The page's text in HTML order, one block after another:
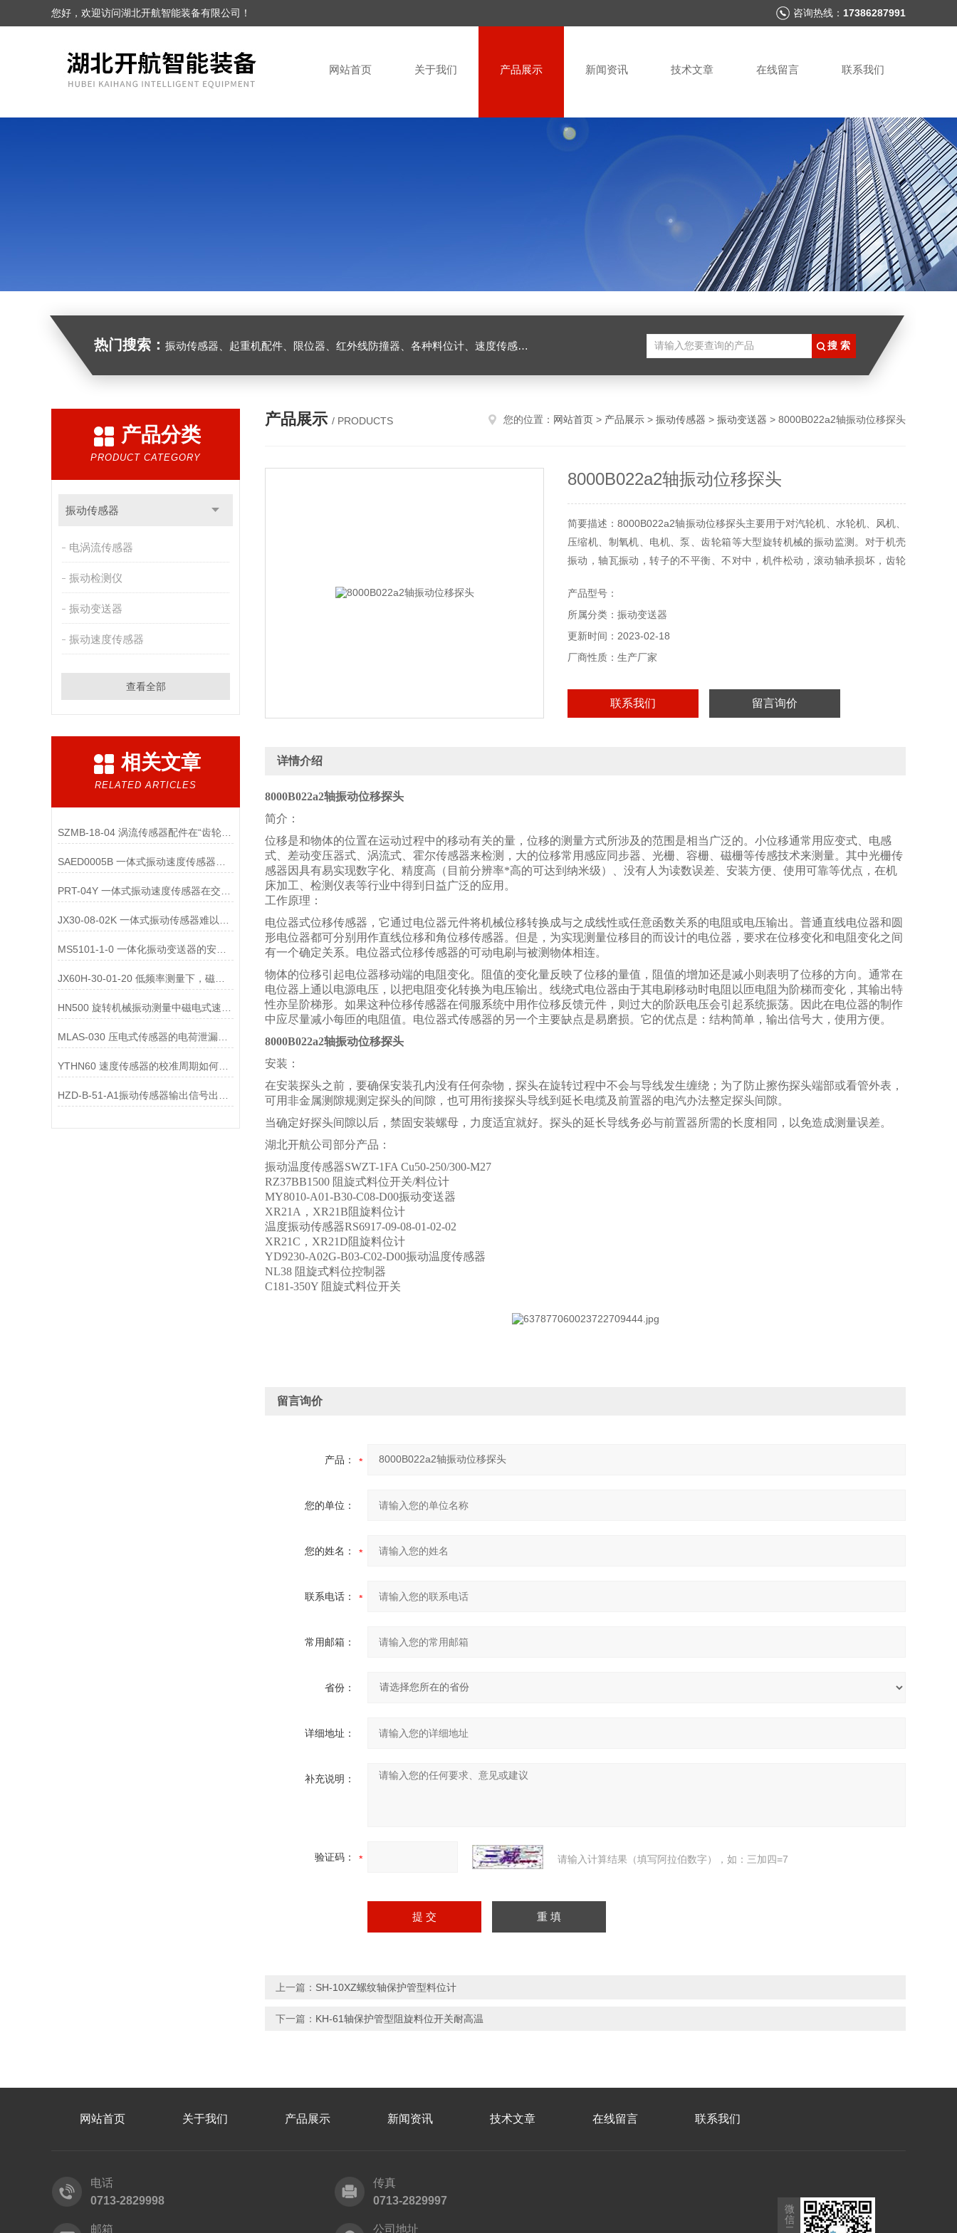
您好，欢迎访问湖北开航智能装备有限公司！ 咨询热线： 17386287991
网站首页 关于我们 产品展示 新闻资讯 技术文章 在线留言 联系我们
热门搜索： 振动传感器、起重机配件、限位器、红外线防撞器、各种料位计、速度传感器、堵煤开关等
产品分类
PRODUCT CATEGORY
振动传感器
电涡流传感器
振动检测仪
振动变送器
振动速度传感器
查看全部
相关文章
RELATED ARTICLES
SZMB-18-04 涡流传感器配件在“齿轮箱与低速重载机械”监测中的应用
MS5101-1-0 一体化振动变送器的安装位置选择对测量精度的影响有哪些？
JX60H-30-01-20 低频率测量下，磁电式一体化振动变送器的选型注意事项？
MLAS-030 压电式传感器的电荷泄漏机制是什么？
YTHN60 速度传感器的校准周期如何确定？
产品展示 / PRODUCTS 您的位置： 网站首页 > 产品展示 > 振动传感器 > 振动变送器 > 8000B022a2轴振动位移探头
8000B022a2轴振动位移探头
简要描述：8000B022a2轴振动位移探头主要用于对汽轮机、水轮机、风机、
压缩机、制氧机、电机、泵、齿轮箱等大型旋转机械的振动监测。对于机壳
振动，轴瓦振动，转子的不平衡、不对中，机件松动，滚动轴承损坏，齿轮
产品型号：
所属分类：振动变送器
更新时间：2023-02-18
厂商性质：生产厂家
联系我们 留言询价
详情介绍
8000B022a2轴振动位移探头
简介：
位移是和物体的位置在运动过程中的移动有关的量，位移的测量方式所涉及的范围是相当广泛的。小位移通常用应变式、电感
式、差动变压器式、涡流式、霍尔传感器来检测，大的位移常用感应同步器、光栅、容栅、磁栅等传感技术来测量。其中光栅传
感器因具有易实现数字化、精度高（目前分辨率*高的可达到纳米级）、没有人为读数误差、安装方便、使用可靠等优点，在机
床加工、检测仪表等行业中得到日益广泛的应用。
工作原理：
电位器式位移传感器，它通过电位器元件将机械位移转换成与之成线性或任意函数关系的电阻或电压输出。普通直线电位器和圆
形电位器都可分别用作直线位移和角位移传感器。但是，为实现测量位移目的而设计的电位器，要求在位移变化和电阻变化之间
有一个确定关系。电位器式位移传感器的可动电刷与被测物体相连。
物体的位移引起电位器移动端的电阻变化。阻值的变化量反映了位移的量值，阻值的增加还是减小则表明了位移的方向。通常在
电位器上通以电源电压，以把电阻变化转换为电压输出。线绕式电位器由于其电刷移动时电阻以匝电阻为阶梯而变化，其输出特
性亦呈阶梯形。如果这种位移传感器在伺服系统中用作位移反馈元件，则过大的阶跃电压会引起系统振荡。因此在电位器的制作
中应尽量减小每匝的电阻值。电位器式传感器的另一个主要缺点是易磨损。它的优点是：结构简单，输出信号大，使用方便。
8000B022a2轴振动位移探头
安装：
在安装探头之前，要确保安装孔内没有任何杂物，探头在旋转过程中不会与导线发生缠绕；为了防止擦伤探头端部或看管外表，
可用非金属测隙规测定探头的间隙，也可用衔接探头导线到延长电缆及前置器的电汽办法整定探头间隙。
当确定好探头间隙以后，禁固安装螺母，力度适宜就好。探头的延长导线务必与前置器所需的长度相同，以免造成测量误差。
湖北开航公司部分产品：
振动温度传感器SWZT-1FA Cu50-250/300-M27
RZ37BB1500 阻旋式料位开关/料位计
MY8010-A01-B30-C08-D00振动变送器
XR21A，XR21B阻旋料位计
温度振动传感器RS6917-09-08-01-02-02
XR21C，XR21D阻旋料位计
YD9230-A02G-B03-C02-D00振动温度传感器
NL38 阻旋式料位控制器
C181-350Y 阻旋式料位开关
留言询价
产品：
您的单位：
您的姓名：
联系电话：
常用邮箱：
省份：
详细地址：
补充说明：
验证码： 请输入计算结果（填写阿拉伯数字），如：三加四=7
上一篇： SH-10XZ螺纹轴保护管型料位计
下一篇： KH-61轴保护管型阻旋料位开关耐高温
网站首页 关于我们 产品展示 新闻资讯 技术文章 在线留言 联系我们
电话
0713-2829998
传真
0713-2829997
邮箱 公司地址
微
信
二